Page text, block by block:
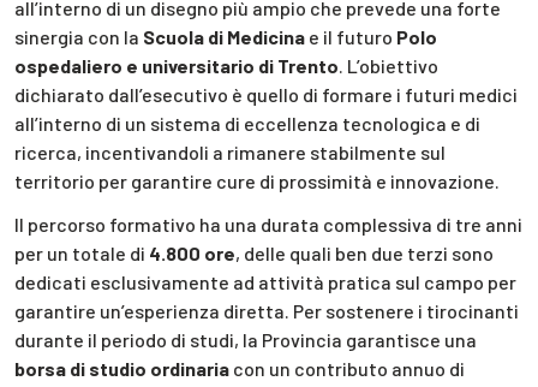
all’interno di un disegno più ampio che prevede una forte
sinergia con la Scuola di Medicina e il futuro Polo
ospedaliero e universitario di Trento . L’obiettivo
dichiarato dall’esecutivo è quello di formare i futuri medici
all’interno di un sistema di eccellenza tecnologica e di
ricerca, incentivandoli a rimanere stabilmente sul
territorio per garantire cure di prossimità e innovazione.
Il percorso formativo ha una durata complessiva di tre anni
per un totale di 4.800 ore, delle quali ben due terzi sono
dedicati esclusivamente ad attività pratica sul campo per
garantire un’esperienza diretta. Per sostenere i tirocinanti
durante il periodo di studi, la Provincia garantisce una
borsa di studio ordinaria con un contributo annuo di